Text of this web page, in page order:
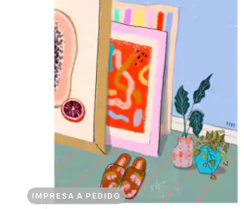
IMPRESA A PEDIDO